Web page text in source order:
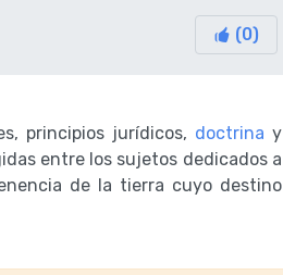
(0)
principios jurídicos, doctrina y
entre los sujetos dedicados a
de la tierra cuyo destino